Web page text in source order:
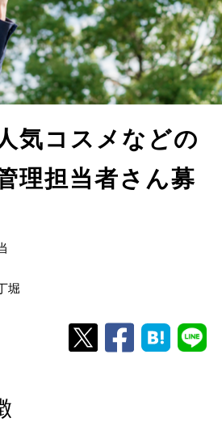
気コスメなどの
理担当者さん募
堀